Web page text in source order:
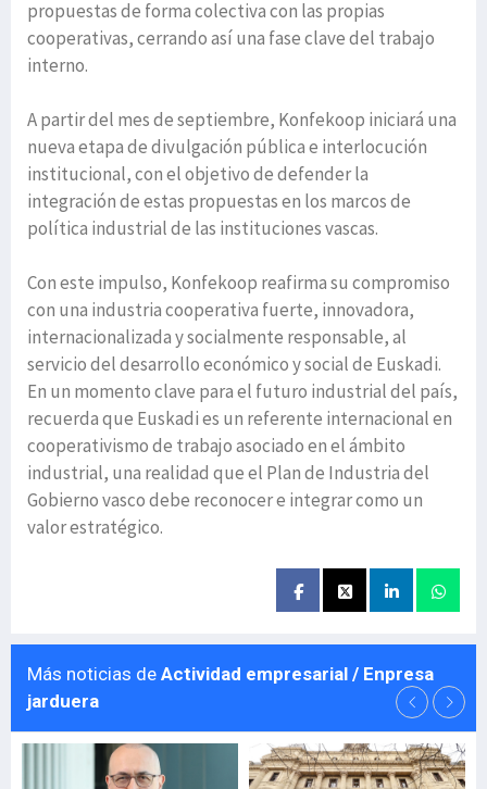
propuestas de forma colectiva con las propias
cooperativas, cerrando así una fase clave del trabajo
interno.
A partir del mes de septiembre, Konfekoop iniciará una
nueva etapa de divulgación pública e interlocución
institucional, con el objetivo de defender la
integración de estas propuestas en los marcos de
política industrial de las instituciones vascas.
Con este impulso, Konfekoop reafirma su compromiso
con una industria cooperativa fuerte, innovadora,
internacionalizada y socialmente responsable, al
servicio del desarrollo económico y social de Euskadi.
En un momento clave para el futuro industrial del país,
recuerda que Euskadi es un referente internacional en
cooperativismo de trabajo asociado en el ámbito
industrial, una realidad que el Plan de Industria del
Gobierno vasco debe reconocer e integrar como un
valor estratégico.
Más noticias de Actividad empresarial / Enpresa
jarduera